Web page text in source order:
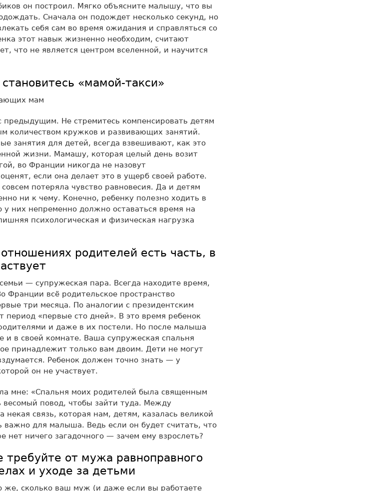
он построил. Мягко объясните малышу, что вы
Сначала он подождет несколько секунд, но
себя сам во время ожидания и справляться со
этот навык жизненно необходим, считают
что не является центром вселенной, и научится
«мамой-такси»
предыдущим. Не стремитесь компенсировать детям
количеством кружков и развивающих занятий.
занятия для детей, всегда взвешивают, как это
жизни. Мамашу, которая целый день возит
во Франции никогда не назовут
если она делает это в ущерб своей работе.
потеряла чувство равновесия. Да и детям
ни к чему. Конечно, ребенку полезно ходить в
них непременно должно оставаться время на
психологическая и физическая нагрузка
родителей есть часть, в
— супружеская пара. Всегда находите время,
Франции всё родительское пространство
три месяца. По аналогии с президентским
период «первые сто дней». В это время ребенок
и даже в их постели. Но после малыша
и в своей комнате. Ваша супружеская спальня
принадлежит только вам двоим. Дети не могут
Ребенок должен точно знать — у
он не участвует.
мне: «Спальня моих родителей была священным
повод, чтобы зайти туда. Между
некая связь, которая нам, детям, казалась великой
важно для малыша. Ведь если он будет считать, что
нет ничего загадочного — зачем ему взрослеть?
требуйте от мужа равноправного
и уходе за детьми
же, сколько ваш муж (и даже если вы работаете